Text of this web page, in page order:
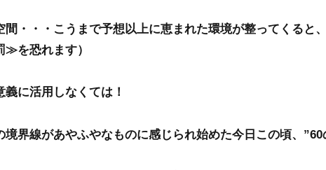
間・・・こうまで予想以上に恵まれた環境が整ってくる
を恐れます）
に活用しなくては！
界線があやふやなものに感じられ始めた今日この頃、